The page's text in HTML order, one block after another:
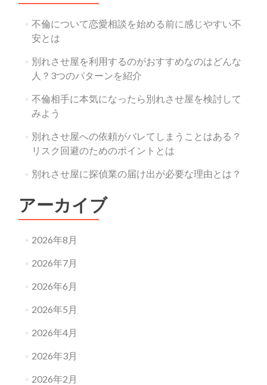
不倫について恋愛相談を始める前に感じやすい不
安とは
別れさせ屋を利用するのがおすすめなのはどんな
人？3つのパターンを紹介
不倫相手に本気になったら別れさせ屋を検討して
みよう
別れさせ屋への依頼がバレてしまうことはある？
リスク回避のためのポイントとは
別れさせ屋に探偵業の届け出が必要な理由とは？
アーカイブ
2026年8月
2026年7月
2026年6月
2026年5月
2026年4月
2026年3月
2026年2月